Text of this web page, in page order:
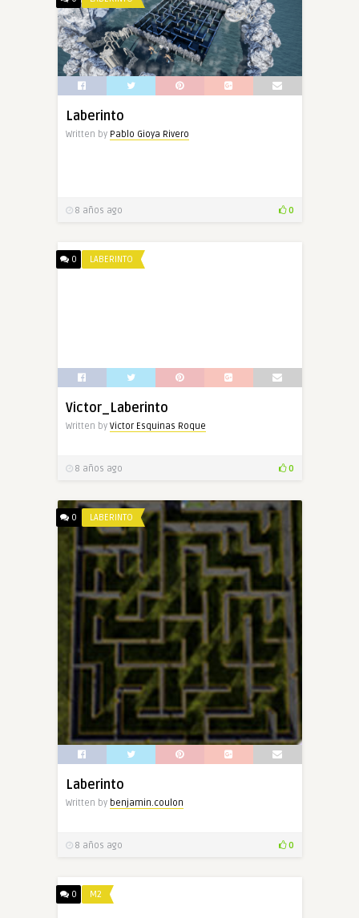
Laberinto
Written by Pablo Gioya Rivero
8 años ago 0
0 LABERINTO
Victor_Laberinto
Written by Victor Esquinas Roque
8 años ago 0
0 LABERINTO
Laberinto
Written by benjamin.coulon
8 años ago 0
0 M2